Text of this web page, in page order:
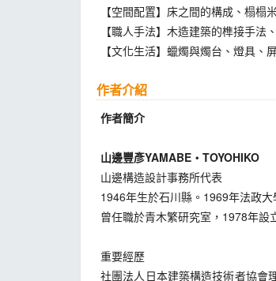
【空間配置】床之間的構成、榻
【職人手法】木造建築的榫接手
【文化生活】蠟燭與燭台、燈具
作者介紹
作者簡介
山邊豐彥YAMABE‧TOYOHIKO
山邊構造設計事務所代表
1946年生於石川縣。1969年法政
曾任職於青木繁研究室，1978年設
重要經歷
社團法人日本建築構造技術者協會